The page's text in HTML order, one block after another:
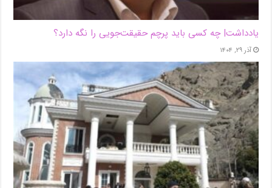
یادداشت| ‌چه کسی باید پرچم حقیقت‌جویی را نگه دارد؟
آذر ۲۹, ۱۴۰۴